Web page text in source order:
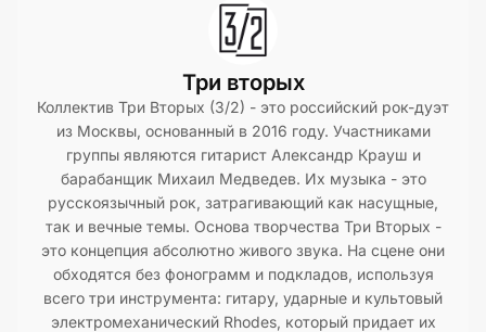
Три вторых
Коллектив Три Вторых (3/2) - это российский рок-дуэт
из Москвы, основанный в 2016 году. Участниками
группы являются гитарист Александр Крауш и
барабанщик Михаил Медведев. Их музыка - это
русскоязычный рок, затрагивающий как насущные,
так и вечные темы. Основа творчества Три Вторых -
это концепция абсолютно живого звука. На сцене они
обходятся без фонограмм и подкладов, используя
всего три инструмента: гитару, ударные и культовый
электромеханический Rhodes, который придает их